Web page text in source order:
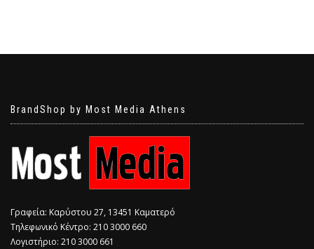
BrandShop by Most Media Athens
Γραφεία: Καρύστου 27, 13451 Καματερό
Τηλεφωνικό Κέντρο: 210 3000 660
Λογιστήριο: 210 3000 661